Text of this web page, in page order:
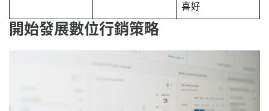
喜好
開始發展數位行銷策略